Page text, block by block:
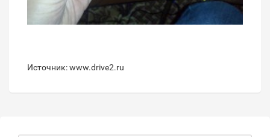
Источник: www.drive2.ru